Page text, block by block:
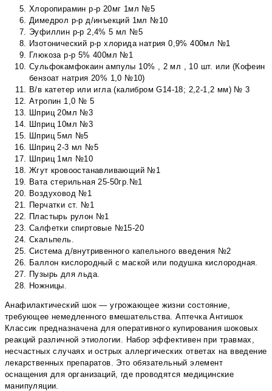
Хлоропирамин р-р 20мг 1мл №5
Димедрол р-р д/инъекций 1мл №10
Эуфиллин р-р 2,4% 5 мл №5
Изотонический р-р хлорида натрия 0,9% 400мл №1
Глюкоза р-р 5% 400мл №1
Сульфокамфокаин ампулы 10% , 2 мл , 10 шт. или (Кофеин
бензоат натрия 20% 1,0 №10)
В/в катетер или игла (калибром G14-18; 2,2-1,2 мм) № 3
Атропин 1,0 № 5
Шприц 20мл №3
Шприц 10мл №3
Шприц 5мл №5
Шприц 2-3 мл №5
Шприц 1мл №10
Жгут кровоостанавливающий №1
Вата стерильная 25-50гр.№1
Воздуховод №1
Перчатки ст. №1
Пластырь рулон №1
Салфетки спиртовые №15-20
Скальпель.
Система д/внутривенного капельного введения №2
Баллон кислородный с маской или подушка кислородная.
Пузырь для льда.
Ножницы.
Анафилактический шок — угрожающее жизни состояние,
требующее немедленного вмешательства. Аптечка Антишок
Классик предназначена для оперативного купирования шоковых
реакций различной этиологии. Набор эффективен при травмах,
несчастных случаях и острых аллергических ответах на введение
лекарственных препаратов. Это обязательный элемент
оснащения для организаций, где проводятся медицинские
манипуляции.